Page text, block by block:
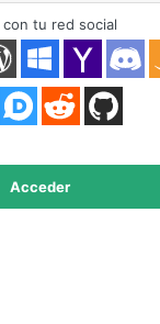
Acceder
con tu red social